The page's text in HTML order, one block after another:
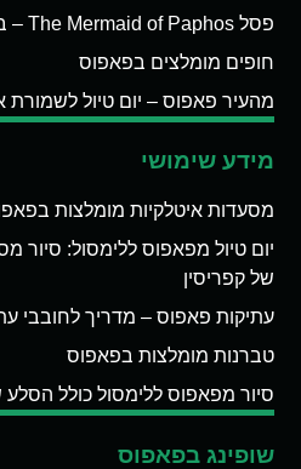
פסל The Mermaid of Paphos – בת הים של פאפוס.
חופים מומלצים בפאפוס
מהעיר פאפוס – יום טיול לשמורת
מידע שימושי
מסעדות איטלקיות מומלצות
יום טיול מפאפוס ללימסול: סיור
של קפריסין
עתיקות פאפוס – מדריך לחובבי
טברנות מומלצות בפאפוס
סיור מפאפוס ללימסול כולל
שופינג בפאפוס